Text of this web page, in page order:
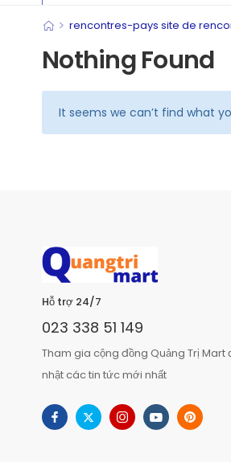
> rencontres-pays site de
Nothing Found
It seems we can’t find what
Hỗ trợ 24/7
023 338 51 149
Tham gia cộng đồng Quảng Trị Mart
nhật các tin tức mới nhất